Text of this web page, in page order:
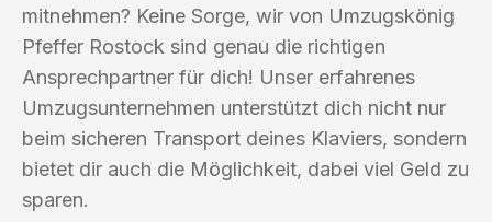
mitnehmen? Keine Sorge, wir von Umzugskönig
Pfeffer Rostock sind genau die richtigen
Ansprechpartner für dich! Unser erfahrenes
Umzugsunternehmen unterstützt dich nicht nur
beim sicheren Transport deines Klaviers, sondern
bietet dir auch die Möglichkeit, dabei viel Geld zu
sparen.